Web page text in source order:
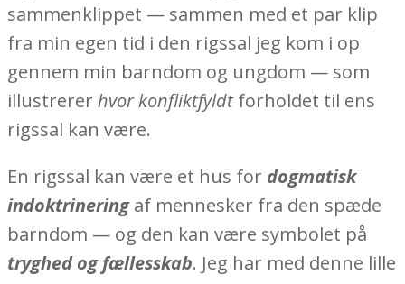
sammenklippet — sammen med et par klip
fra min egen tid i den rigssal jeg kom i op
gennem min barndom og ungdom — som
illustrerer hvor konfliktfyldt forholdet til ens
rigssal kan være.
En rigssal kan være et hus for dogmatisk
indoktrineringaf mennesker fra den spæde
barndom — og den kan være symbolet på
tryghed og fællesskab. Jeg har med denne lille